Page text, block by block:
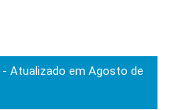
- Atualizado em Agosto de